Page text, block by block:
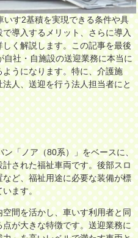
す2基積を実現できる条件や具
導入するメリット、さらに導入
く解説します。この記事を最後
自社・自施設の送迎業務に本当に
うになります。特に、介護施
人、送迎を行う法人担当者にと
「ノア（80系）」をベースに、
された福祉車両です。後部スロ
ど、福祉用途に必要な装備が標
います。
間を活かし、車いす利用者と同
が大きな特徴です。送迎業務に